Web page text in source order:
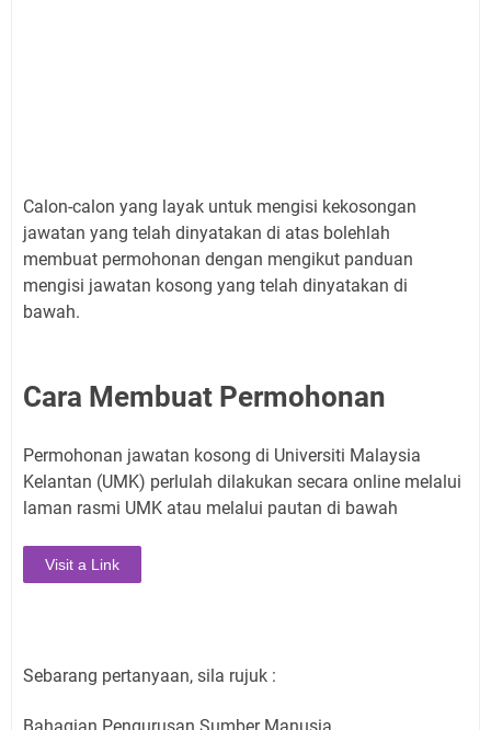
Calon-calon yang layak untuk mengisi kekosongan
jawatan yang telah dinyatakan di atas bolehlah
membuat permohonan dengan mengikut panduan
mengisi jawatan kosong yang telah dinyatakan di
bawah.
Cara Membuat Permohonan
Permohonan jawatan kosong di Universiti Malaysia
Kelantan (UMK) perlulah dilakukan secara online melalui
laman rasmi UMK atau melalui pautan di bawah
Visit a Link
Sebarang pertanyaan, sila rujuk :